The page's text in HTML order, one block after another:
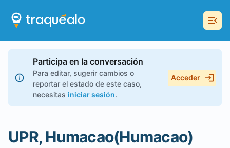
Participa en la conversación
Para editar, sugerir cambios o
reportar el estado de este caso,
necesitas iniciar sesión.
Acceder
UPR, Humacao(Humacao)